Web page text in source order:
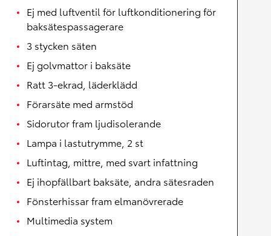
Ej med luftventil för luftkonditionering för
baksätespassagerare
3 stycken säten
Ej golvmattor i baksäte
Ratt 3-ekrad, läderklädd
Förarsäte med armstöd
Sidorutor fram ljudisolerande
Lampa i lastutrymme, 2 st
Luftintag, mittre, med svart infattning
Ej ihopfällbart baksäte, andra sätesraden
Fönsterhissar fram elmanövrerade
Multimedia system